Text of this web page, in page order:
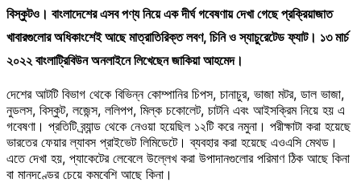
বিস্কুটও। বাংলাদেশের এসব পণ্য নিয়ে এক দীর্ঘ গবেষণায় দেখা গেছে প্রক্রিয়াজাত
খাবারগুলোর অধিকাংশেই আছে মাত্রাতিরিক্ত লবণ, চিনি ও স্যাচুরেটেড ফ্যাট। ১৩ মার্চ
২০২২ বাংলাট্রিবিউন অনলাইনে লিখেছেন জাকিয়া আহমেদ।
দেশের আটটি বিভাগ থেকে বিভিন্ন কোম্পানির চিপস, চানাচুর, ভাজা মটর, ডাল ভাজা,
নুডলস, বিস্কুট, লজেন্স, ললিপপ, মিল্ক চকোলেট, চাটনি এবং আইসক্রিম নিয়ে হয় এ
গবেষণা। প্রতিটি ব্র্যান্ড থেকে নেওয়া হয়েছিল ১২টি করে নমুনা। পরীক্ষাটা করা হয়েছে
ভারতের ফেয়ার ল্যাবস প্রাইভেট লিমিডেটে। ব্যবহার করা হয়েছে এওএসি মেথড।
এতে দেখা হয়, প্যাকেটের লেবেলে উল্লেখ করা উপাদানগুলোর পরিমাণ ঠিক আছে কিনা
বা মানদণ্ডের চেয়ে কমবেশি আছে কিনা।